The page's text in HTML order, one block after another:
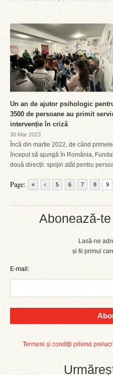
Abonează-
Lasă-ne
și fii primul
E-mail:
Termeni și condiții privind
Un an de ajutor psihologic
3500 de persoane au primit
intervenție în criză
30 Mar 2023
Încă din martie 2022, de când
început să ajungă în România,
două direcții: sprijin atât pentru
Page: « ‹ 5 6 7 8 9